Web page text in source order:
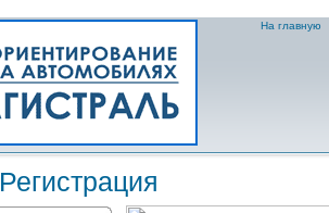
На главную
Регистрация